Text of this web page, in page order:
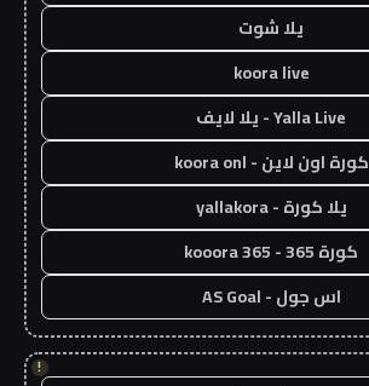
يلا شوت
koora live
Yalla Live - يلا لايف
كورة اون لاين - koora onl
يلا كورة - yallakora
كورة 365 - kooora 365
اس جول - AS Goal
!